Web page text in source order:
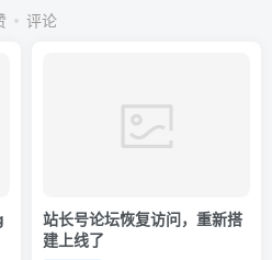
评论
站长号论坛恢复访问，重新搭
建上线了